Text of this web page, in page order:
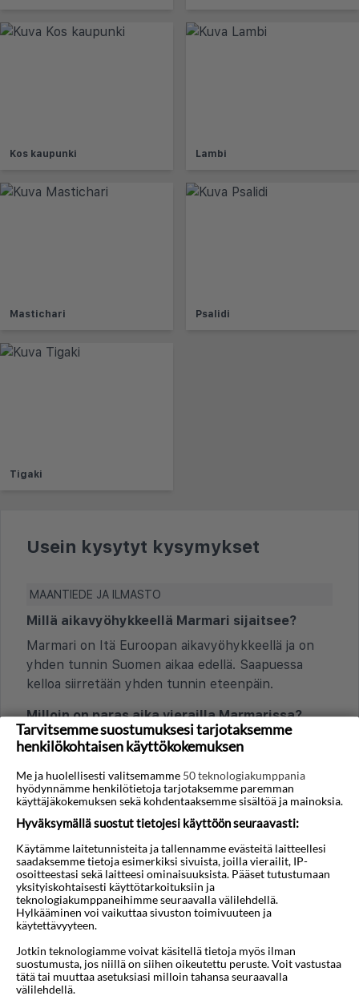
Kos kaupunki Lambi
Mastichari Psalidi
Tigaki
Usein kysytyt kysymykset
MAANTIEDE JA ILMASTO
Millä aikavyöhykkeellä Marmari sijaitsee?
Marmari on Itä Euroopan aikavyöhykkeellä ja on
yhden tunnin Suomen aikaa edellä. Saapuessa
kelloa siirretään yhden tunnin eteenpäin.
Milloin on paras aika vierailla Marmarissa?
Kesäkuukaudet toukokuusta lokakuuhun sopivat
parhaiten rantalomaan. Marmari sijaitsee saaren
pohjoispuolella, missä käy usein merituuli, joka
tekee heinä ja elokuun kuumimmista päivistä
miellyttävämpiä.
TALOUS JA MAKSAMINEN
Onko hotelliyöpymisestä turisteille veroja tai
lisämaksuja?
Pakollinen ilmastomaksu maksetaan suoraan
hotellin vastaanottoon saapuessa Marmariin.
Maksun suuruus riippuu hotellin tasosta ja se
veloitetaan yöltä.
Tarvitsemme suostumuksesi tarjotaksemme
henkilökohtaisen käyttökokemuksen
Me ja huolellisesti valitsemamme 50 teknologiakumppania
hyödynnämme henkilötietoja tarjotaksemme paremman
käyttäjäkokemuksen sekä kohdentaaksemme sisältöä ja mainoksia.
Hyväksymällä suostut tietojesi käyttöön seuraavasti:
Käytämme laitetunnisteita ja tallennamme evästeitä laitteellesi
saadaksemme tietoja esimerkiksi sivuista, joilla vierailit, IP-
osoitteestasi sekä laitteesi ominaisuuksista. Pääset tutustumaan
yksityiskohtaisesti käyttötarkoituksiin ja
teknologiakumppaneihimme seuraavalla välilehdellä.
Hylkääminen voi vaikuttaa sivuston toimivuuteen ja
käytettävyyteen.
Jotkin teknologiamme voivat käsitellä tietoja myös ilman
suostumusta, jos niillä on siihen oikeutettu peruste. Voit vastustaa
tätä tai muuttaa asetuksiasi milloin tahansa seuraavalla
välilehdellä.